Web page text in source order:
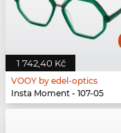
1 742,40 Kč
VOOY by edel-optics
Insta Moment - 107-05